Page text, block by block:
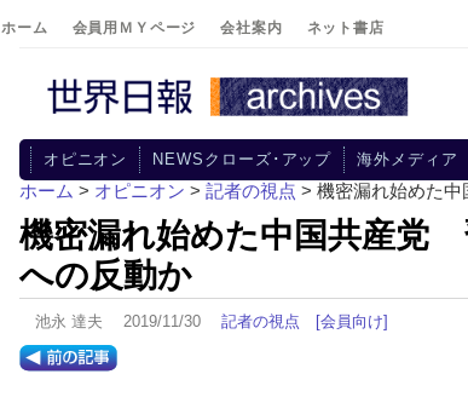
ホーム 会員用ＭＹページ 会社案内 ネット書店
オピニオン NEWSクローズ･アップ 海外メディア
ホーム > オピニオン > 記者の視点 > 機密漏れ始めた
機密漏れ始めた中国共産党
への反動か
池永 達夫 2019/11/30 記者の視点 [会員向け]